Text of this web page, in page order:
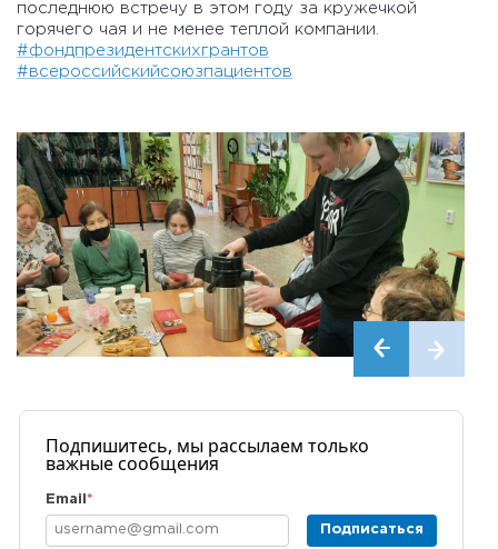
последнюю встречу в этом году за кружечкой
горячего чая и не менее теплой компании.
#фондпрезидентскихгрантов
#всероссийскийсоюзпациентов
Подпишитесь, мы рассылаем только
важные сообщения
Email *
Подписаться